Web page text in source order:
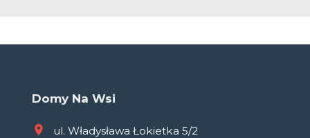
Domy Na Wsi
ul. Władysława Łokietka 5/2